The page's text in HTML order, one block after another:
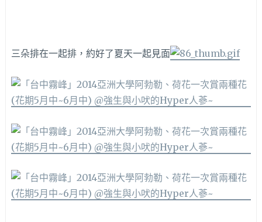
三朵排在一起排，約好了夏天一起見面